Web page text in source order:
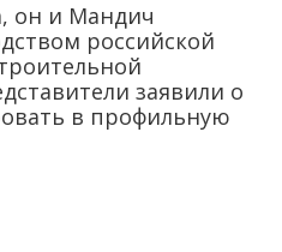
он и Мандич
российской
заявили о
в профильную